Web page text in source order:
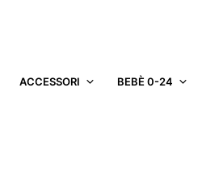
ACCESSORI BEBÈ 0-24